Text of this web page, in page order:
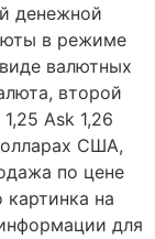
денежной
в режиме
валютных
второй
Ask 1,26
США,
по цене
картинка на
для